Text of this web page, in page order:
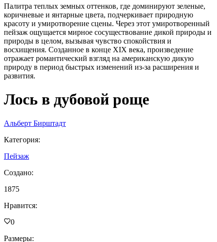
Палитра теплых земных оттенков, где доминируют зеленые,
коричневые и янтарные цвета, подчеркивает природную
красоту и умиротворение сцены. Через этот умиротворенный
пейзаж ощущается мирное сосуществование дикой природы и
природы в целом, вызывая чувство спокойствия и
восхищения. Созданное в конце XIX века, произведение
отражает романтический взгляд на американскую дикую
природу в период быстрых изменений из-за расширения и
развития.
Лось в дубовой роще
Альберт Бирштадт
Категория:
Пейзаж
Создано:
1875
Нравится:
0
Размеры: